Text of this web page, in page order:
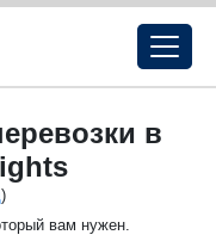
в
)
вам нужен.